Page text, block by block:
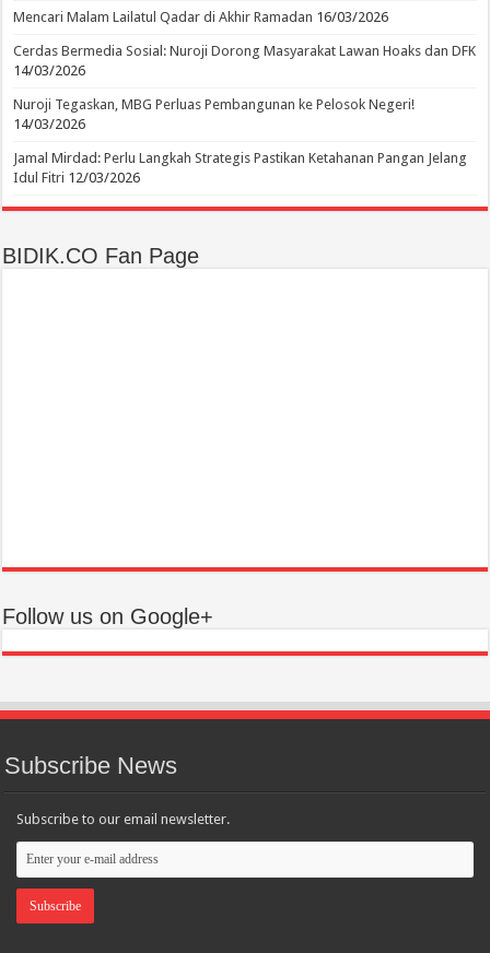
Mencari Malam Lailatul Qadar di Akhir Ramadan 16/03/2026
Cerdas Bermedia Sosial: Nuroji Dorong Masyarakat Lawan Hoaks dan DFK
14/03/2026
Nuroji Tegaskan, MBG Perluas Pembangunan ke Pelosok Negeri!
14/03/2026
Jamal Mirdad: Perlu Langkah Strategis Pastikan Ketahanan Pangan Jelang
Idul Fitri 12/03/2026
BIDIK.CO Fan Page
Follow us on Google+
Subscribe News
Subscribe to our email newsletter.